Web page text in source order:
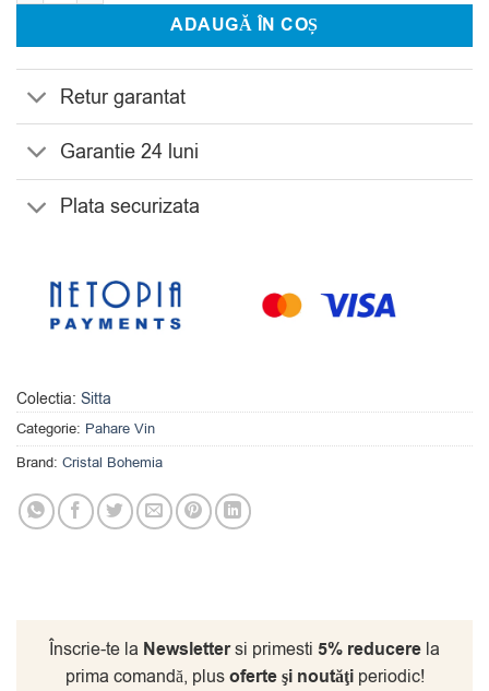
ADAUGĂ ÎN COȘ
Retur garantat
Garantie 24 luni
Plata securizata
Colectia: Sitta
Categorie: Pahare Vin
Brand: Cristal Bohemia
Înscrie-te la Newslettersi primesti 5% reducere la
prima comandă, plusoferte şi noutăţiperiodic!